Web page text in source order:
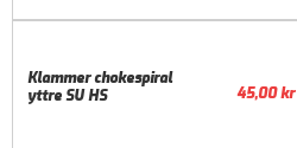
Klammer chokespiral
yttre SU HS
45,00kr